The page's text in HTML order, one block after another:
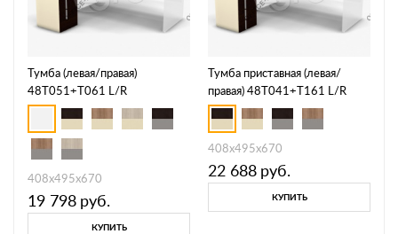
Тумба (левая/правая)
48T051+T061 L/R
408х495х670
19 798 руб.
КУПИТЬ
Тумба приставная (левая/
правая) 48T041+T161 L/R
408х495х670
22 688 руб.
КУПИТЬ